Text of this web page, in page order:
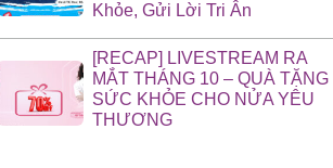
Khỏe, Gửi Lời Tri Ân
[RECAP] LIVESTREAM RA
MẮT THÁNG 10 – QUÀ TẶNG
SỨC KHỎE CHO NỬA YÊU
THƯƠNG